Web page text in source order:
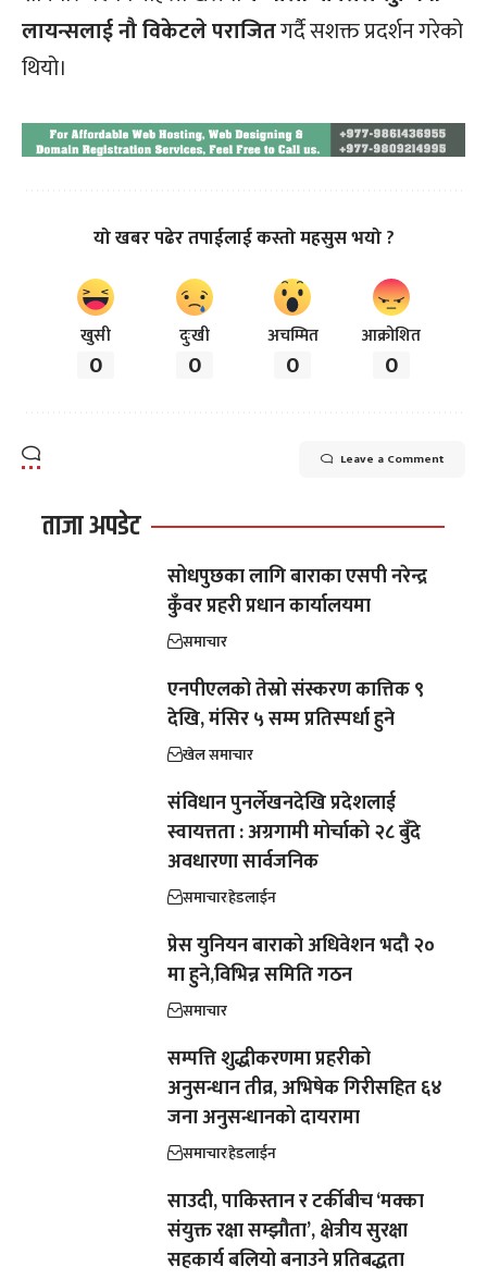
लायन्सलाई नौ विकेटले पराजितगर्दै सशक्त प्रदर्शन गरेको
थियो।
यो खबर पढेर तपाईलाई कस्तो महसुस भयो ?
खुसी
0
दुःखी
0
अचम्मित
0
आक्रोशित
0
Leave a Comment
ताजा अपडेट
सोधपुछका लागि बाराका एसपी नरेन्द्र
कुँवर प्रहरी प्रधान कार्यालयमा
समाचार
एनपीएलको तेस्रो संस्करण कात्तिक ९
देखि, मंसिर ५ सम्म प्रतिस्पर्धा हुने
खेल समाचार
संविधान पुनर्लेखनदेखि प्रदेशलाई
स्वायत्तता : अग्रगामी मोर्चाको २८ बुँदे
अवधारणा सार्वजनिक
समाचारहेडलाईन
प्रेस युनियन बाराको अधिवेशन भदौ २०
मा हुने,विभिन्न समिति गठन
समाचार
सम्पत्ति शुद्धीकरणमा प्रहरीको
अनुसन्धान तीव्र, अभिषेक गिरीसहित ६४
जना अनुसन्धानको दायरामा
समाचारहेडलाईन
साउदी, पाकिस्तान र टर्कीबीच ‘मक्का
संयुक्त रक्षा सम्झौता’, क्षेत्रीय सुरक्षा
सहकार्य बलियो बनाउने प्रतिबद्धता